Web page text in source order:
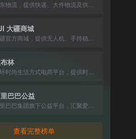
大疆商城
林
巴巴公益
查看完整榜单